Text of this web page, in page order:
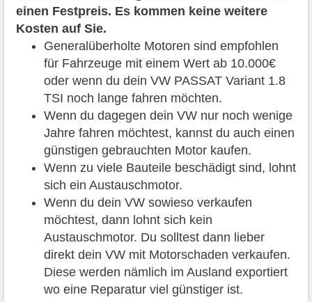
einen Festpreis. Es kommen keine weitere
Kosten auf Sie.
Generalüberholte Motoren sind empfohlen
für Fahrzeuge mit einem Wert ab 10.000€
oder wenn du dein VW PASSAT Variant 1.8
TSI noch lange fahren möchten.
Wenn du dagegen dein VW nur noch wenige
Jahre fahren möchtest, kannst du auch einen
günstigen gebrauchten Motor kaufen.
Wenn zu viele Bauteile beschädigt sind, lohnt
sich ein Austauschmotor.
Wenn du dein VW sowieso verkaufen
möchtest, dann lohnt sich kein
Austauschmotor. Du solltest dann lieber
direkt dein VW mit Motorschaden verkaufen.
Diese werden nämlich im Ausland exportiert
wo eine Reparatur viel günstiger ist.